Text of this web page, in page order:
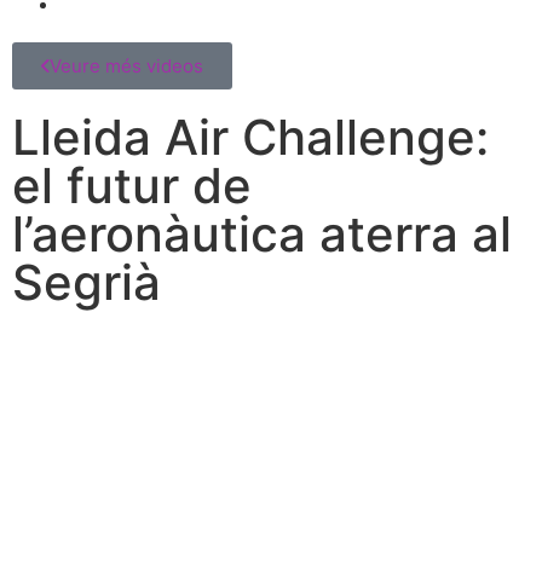
Veure més videos
Lleida Air Challenge:
el futur de
l’aeronàutica aterra al
Segrià